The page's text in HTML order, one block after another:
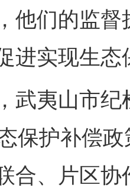
他们的监
进实现生
夷山市纪
保护补偿
合、片区